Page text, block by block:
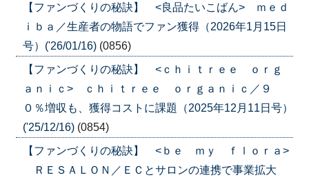
【ファンづくりの秘訣】 <良品たいこばん> ｍｅｄ
ｉｂａ／生産者の物語でファン獲得（2026年1月15日
号）('26/01/16) (0856)
【ファンづくりの秘訣】 <ｃｈｉｔｒｅｅ ｏｒｇ
ａｎｉｃ> ｃｈｉｔｒｅｅ ｏｒｇａｎｉｃ／９
０％増収も、獲得コストに課題（2025年12月11日号）
('25/12/16) (0854)
【ファンづくりの秘訣】 <ｂｅ ｍｙ ｆｌｏｒａ>
ＲＥＳＡＬＯＮ／ＥＣとサロンの連携で事業拡大